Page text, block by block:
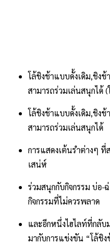
โล้ชิงช้าแบบดั้งเดิม,ชิง
สามารถร่วมเล่นสนุกได้
โล้ชิงช้าแบบดั้งเดิม,ชิง
สามารถร่วมเล่นสนุกได้
การแสดงเต้นรำต่างๆ
เสน่ห์
ร่วมสนุกกับกิจกรรม บ่อ-
กิจกรรมที่ไม่ควรพลาด
และอีกหนึ่งไฮไลท์ที่กลั
มากับการแข่งขัน “โล้ชิง